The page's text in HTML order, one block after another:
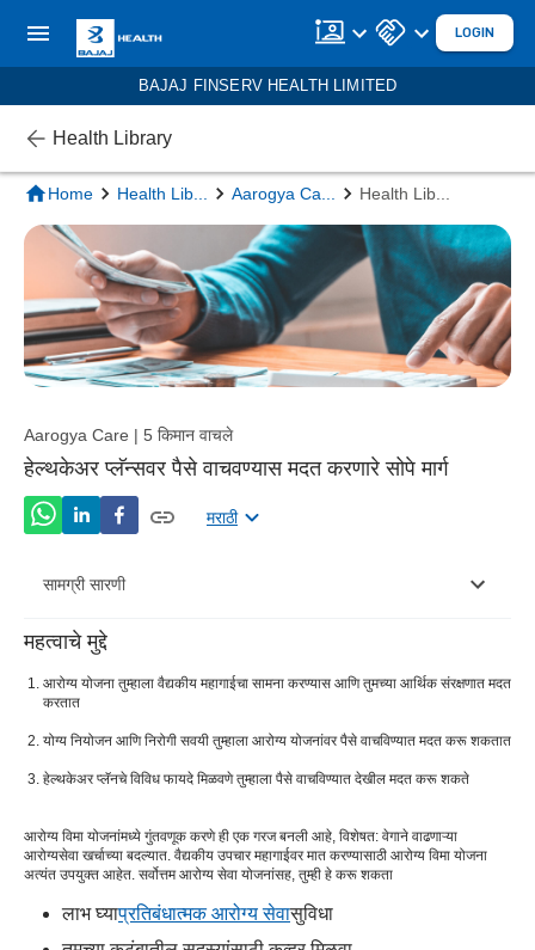
LOGIN
BAJAJ FINSERV HEALTH LIMITED
Health Library
Home Health Lib Aarogya Ca Health Lib
Aarogya Care | 5 किमान वाचले
हेल्थकेअर प्लॅन्सवर पैसे वाचवण्यास मदत करणारे सोपे मार्ग
मराठी
सामग्री सारणी
आपत्कालीन आणि भविष्यातील गरजांसाठी आगाऊ योजना करा
तुमच्या औषधावरील खर्चात कपात करा
नियोक्त्याचा विमा वापरा
निरोगी सवयींचे अनुसरण करा
महत्वाचे मुद्दे
आरोग्य योजना तुम्हाला वैद्यकीय महागाईचा सामना करण्यास आणि तुमच्या आर्थिक संरक्षणात मदत
करतात
योग्य नियोजन आणि निरोगी सवयी तुम्हाला आरोग्य योजनांवर पैसे वाचविण्यात मदत करू शकतात
हेल्थकेअर प्लॅनचे विविध फायदे मिळवणे तुम्हाला पैसे वाचविण्यात देखील मदत करू शकते
आरोग्य विमा योजनांमध्ये गुंतवणूक करणे ही एक गरज बनली आहे, विशेषत: वेगाने वाढणाऱ्या
आरोग्यसेवा खर्चाच्या बदल्यात. वैद्यकीय उपचार महागाईवर मात करण्यासाठी आरोग्य विमा योजना
अत्यंत उपयुक्त आहेत. सर्वोत्तम आरोग्य सेवा योजनांसह, तुम्ही हे करू शकता
लाभ घ्याप्रतिबंधात्मक आरोग्य सेवासुविधा